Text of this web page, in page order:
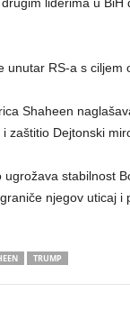
unutar RS-a s ciljem
Shaheen
zaštitio Dejtonski
stabilnost
njegov uticaj
TRUMP